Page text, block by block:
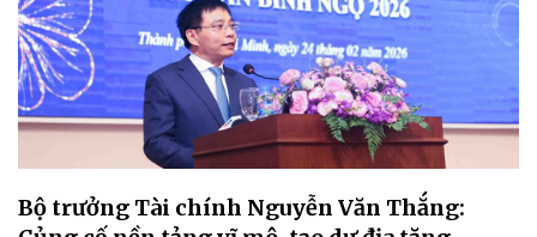
Bộ trưởng Tài chính Nguyễn Văn Thắng: